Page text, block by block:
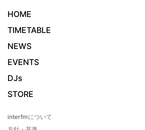
HOME
TIMETABLE
NEWS
EVENTS
DJs
STORE
interfmについて